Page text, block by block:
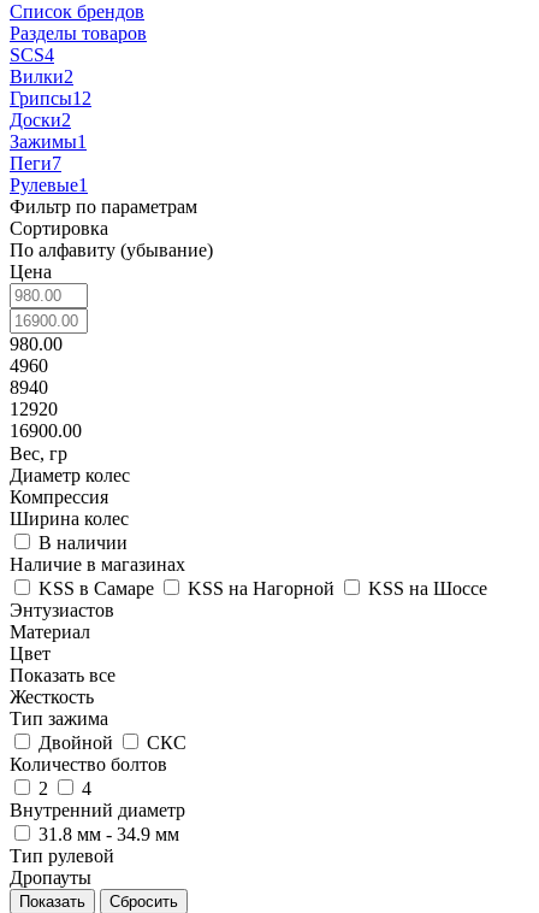
Список брендов
Разделы товаров
SCS4
Вилки2
Грипсы12
Доски2
Зажимы1
Пеги7
Рулевые1
Фильтр по параметрам
Сортировка
По алфавиту (убывание)
Цена
980.00
4960
8940
12920
16900.00
Вес, гр
Диаметр колес
Компрессия
Ширина колес
В наличии
Наличие в магазинах
KSS в Самаре
KSS на Нагорной
KSS на Шоссе
Энтузиастов
Материал
Цвет
Показать все
Жесткость
Тип зажима
Двойной
СКС
Количество болтов
2
4
Внутренний диаметр
31.8 мм - 34.9 мм
Тип рулевой
Дропауты
Сбросить